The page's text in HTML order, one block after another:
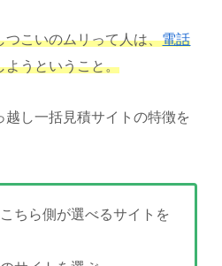
つこいのムリって人は、電話
ようということ。
越し一括見積サイトの特徴を
ちら側が選べるサイトを